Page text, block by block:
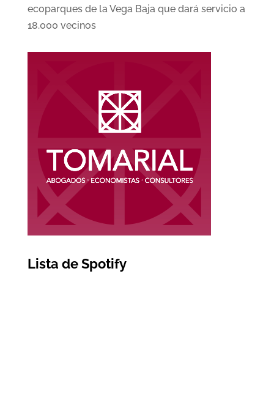
ecoparques de la Vega Baja que dará servicio a
18.000 vecinos
Lista de Spotify